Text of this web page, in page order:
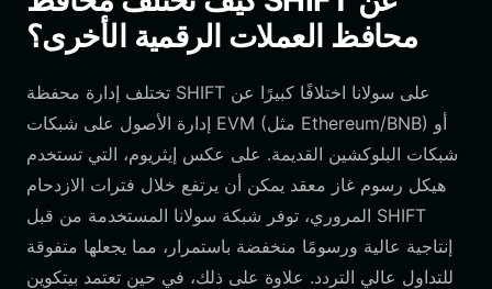
محافظ العملات الرقمية الأخرى؟
تختلف إدارة محفظة SHIFT على سولانا اختلافًا كبيرًا عن
إدارة الأصول على شبكات EVM (مثل Ethereum/BNB) أو
شبكات البلوكشين القديمة. على عكس إيثريوم، التي تستخدم
هيكل رسوم غاز معقد يمكن أن يرتفع خلال فترات الازدحام
المروري، توفر شبكة سولانا المستخدمة من قبل SHIFT
إنتاجية عالية ورسومًا منخفضة باستمرار، مما يجعلها متفوقة
للتداول عالي التردد. علاوة على ذلك، في حين تعتمد بيتكوين